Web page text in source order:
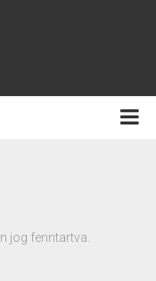
jog fenntartva.